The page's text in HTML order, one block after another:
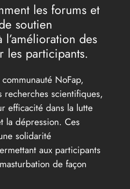
les forums et
soutien
des
les participants.
NoFap,
recherches scientifiques,
efficacité dans la lutte
la dépression. Ces
solidarité
aux participants
de façon